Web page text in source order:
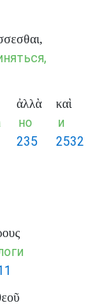
ἀλλὰ
но
235
καὶ
и
2532